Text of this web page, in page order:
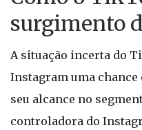
surgimento
A situação incerta do
Instagram uma
seu alcance no
controladora do